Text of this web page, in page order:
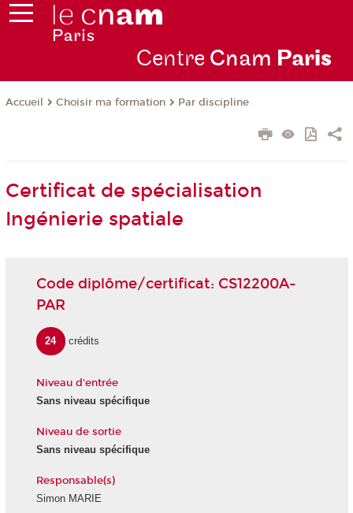
Centre Cnam Paris
Accueil Choisir ma formation Par discipline
Certificat de spécialisation
Ingénierie spatiale
Code diplôme/certificat: CS12200A-
PAR
24 crédits
Niveau d'entrée
Sans niveau spécifique
Niveau de sortie
Sans niveau spécifique
Responsable(s)
Simon MARIE